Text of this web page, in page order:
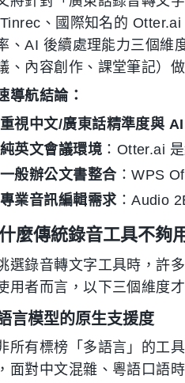
、國際知名的
、AI 後續處理能力三個維
、內容創作、課堂筆記）
導航結論：
重視中文/廣東話精準度與
純英文會議環境 ：Otter.ai
一般辦公文書整合：WPS
專業音訊編輯需求：Audio
麼傳統錄音工具不夠
選錄音轉文字工具時，許
用者而言，以下三個維度
言模型的原生支援度
所有標榜「多語言」的工
面對中文混雜、粵語口語